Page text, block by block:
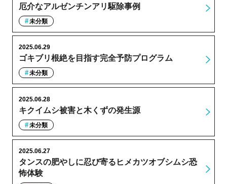
厄介なアルゼンチンアリ駆除事例
未分類
ゴキブリ根絶を目指す完全予防プログラム
2025.06.29
未分類
キクイムシ被害と木くずの発生源
2025.06.28
未分類
タンスの肥やしに忍び寄るヒメカツオブシムシ恐
怖体験
2025.06.27